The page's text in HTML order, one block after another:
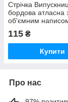
Стрічка
бордова атласна
об'ємним
115 ₴
Купити
Про нас